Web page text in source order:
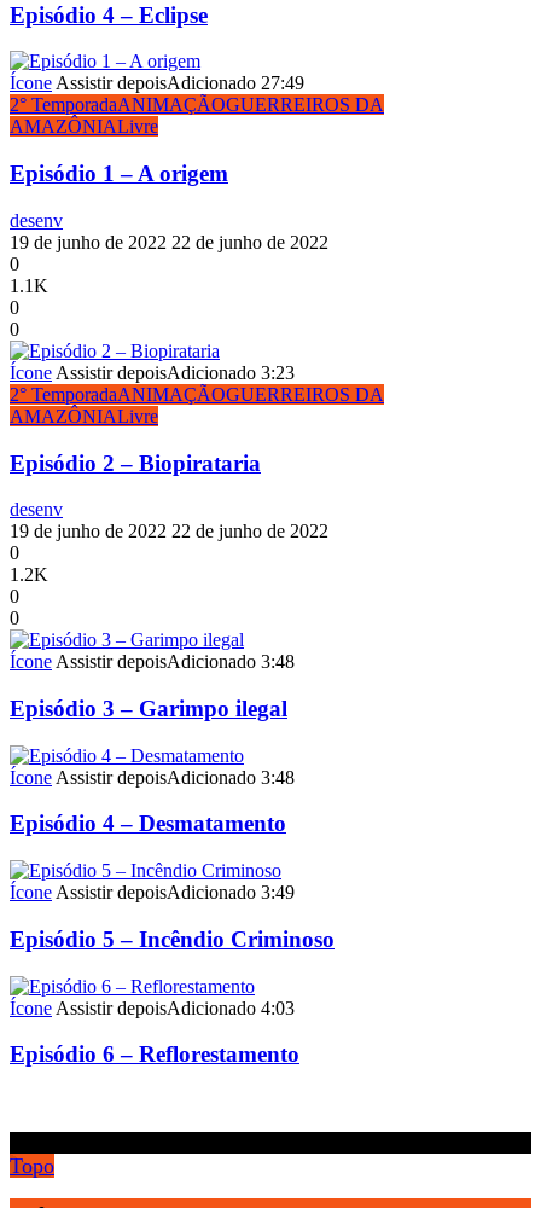
Episódio 4 – Eclipse​
Ícone Assistir depoisAdicionado 27:49
2° TemporadaANIMAÇÃOGUERREIROS DA
AMAZÔNIALivre
Episódio 1 – A origem
desenv
19 de junho de 2022 22 de junho de 2022
0
1.1K
0
0
Ícone Assistir depoisAdicionado 3:23
2° TemporadaANIMAÇÃOGUERREIROS DA
AMAZÔNIALivre
Episódio 2 – Biopirataria
desenv
19 de junho de 2022 22 de junho de 2022
0
1.2K
0
0
Ícone Assistir depoisAdicionado 3:48
Episódio 3 – Garimpo ilegal
Ícone Assistir depoisAdicionado 3:48
Episódio 4 – Desmatamento
Ícone Assistir depoisAdicionado 3:49
Episódio 5 – Incêndio Criminoso
Ícone Assistir depoisAdicionado 4:03
Episódio 6 – Reflorestamento
Topo